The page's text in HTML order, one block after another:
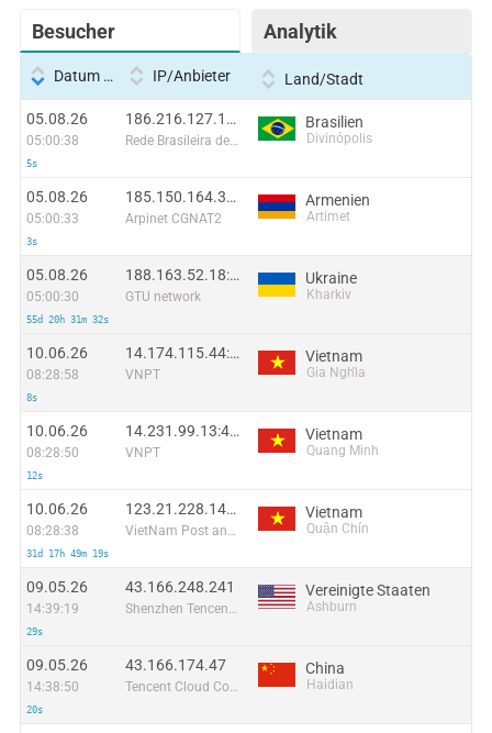
Besucher Analytik
Datum und Uhrzeit IP/Anbieter Land/Stadt
05.08.26
05:00:38
5s
186.216.127.139:48884
Rede Brasileira de Comunicacao S/A
Brasilien
Divinópolis
05.08.26
05:00:33
3s
185.150.164.38:55426
Arpinet CGNAT2
Armenien
Artimet
05.08.26
05:00:30
55d 20h 31m 32s
188.163.52.18:21904
GTU network
Ukraine
Kharkiv
10.06.26
08:28:58
8s
14.174.115.44:44373
VNPT
Vietnam
Gia Nghĩa
10.06.26
08:28:50
12s
14.231.99.13:42654
VNPT
Vietnam
Quang Minh
10.06.26
08:28:38
31d 17h 49m 19s
123.21.228.147:49785
VietNam Post and Telecom Corporation
Vietnam
Quận Chín
09.05.26
14:39:19
29s
43.166.248.241
Shenzhen Tencent Computer Systems Company Limited
Vereinigte Staaten
Ashburn
09.05.26
14:38:50
20s
43.166.174.47
Tencent Cloud Computing (Beijing) Co
China
Haidian